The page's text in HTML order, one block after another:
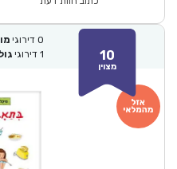
10
מצוין
0 דירוגי
1 דירוגי